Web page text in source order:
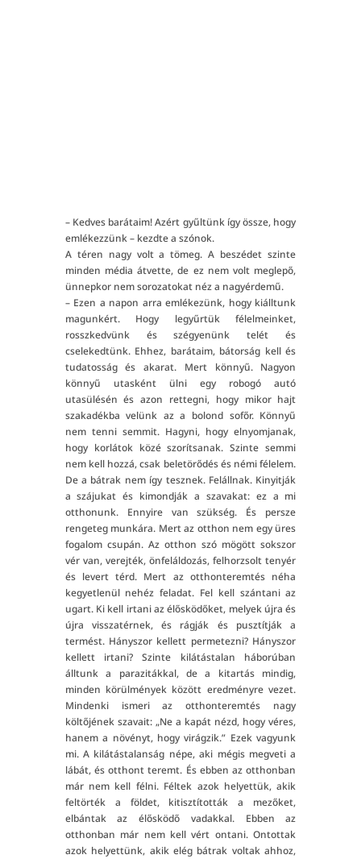
– Kedves barátaim! Azért gyűltünk így össze, hogy
emlékezzünk – kezdte a szónok.
A téren nagy volt a tömeg. A beszédet szinte
minden média átvette, de ez nem volt meglepő,
ünnepkor nem sorozatokat néz a nagyérdemű.
– Ezen a napon arra emlékezünk, hogy kiálltunk
magunkért. Hogy legyűrtük félelmeinket,
rosszkedvünk és szégyenünk telét és
cselekedtünk. Ehhez, barátaim, bátorság kell és
tudatosság és akarat. Mert könnyű. Nagyon
könnyű utasként ülni egy robogó autó
utasülésén és azon rettegni, hogy mikor hajt
szakadékba velünk az a bolond sofőr. Könnyű
nem tenni semmit. Hagyni, hogy elnyomjanak,
hogy korlátok közé szorítsanak. Szinte semmi
nem kell hozzá, csak beletörődés és némi félelem.
De a bátrak nem így tesznek. Felállnak. Kinyitják
a szájukat és kimondják a szavakat: ez a mi
otthonunk. Ennyire van szükség. És persze
rengeteg munkára. Mert az otthon nem egy üres
fogalom csupán. Az otthon szó mögött sokszor
vér van, verejték, önfeláldozás, felhorzsolt tenyér
és levert térd. Mert az otthonteremtés néha
kegyetlenül nehéz feladat. Fel kell szántani az
ugart. Ki kell irtani az élősködőket, melyek újra és
újra visszatérnek, és rágják és pusztítják a
termést. Hányszor kellett permetezni? Hányszor
kellett irtani? Szinte kilátástalan háborúban
álltunk a parazitákkal, de a kitartás mindig,
minden körülmények között eredményre vezet.
Mindenki ismeri az otthonteremtés nagy
költőjének szavait: „Ne a kapát nézd, hogy véres,
hanem a növényt, hogy virágzik.” Ezek vagyunk
mi. A kilátástalanság népe, aki mégis megveti a
lábát, és otthont teremt. És ebben az otthonban
már nem kell félni. Féltek azok helyettük, akik
feltörték a földet, kitisztították a mezőket,
elbántak az élősködő vadakkal. Ebben az
otthonban már nem kell vért ontani. Ontottak
azok helyettünk, akik elég bátrak voltak ahhoz,